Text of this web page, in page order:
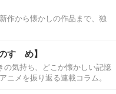
作から懐かしの作品まで、独
すゝめ】
の気持ち、どこか懐かしい記憶
メを振り返る連載コラム。